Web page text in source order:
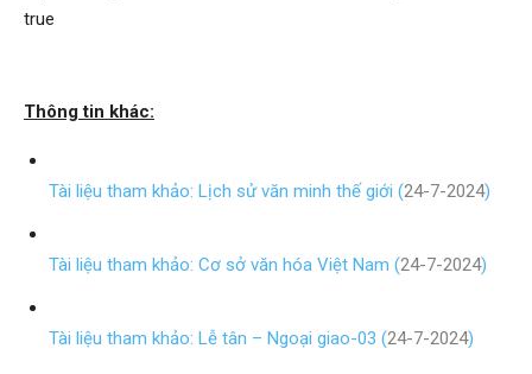
true
Thông tin khác:
Tài liệu tham khảo: Lịch sử văn minh thế giới (24-7-2024)
Tài liệu tham khảo: Cơ sở văn hóa Việt Nam (24-7-2024)
Tài liệu tham khảo: Lễ tân – Ngoại giao-03 (24-7-2024)